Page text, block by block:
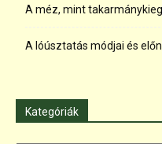
A méz, mint
A lóúsztatás módjai és
Kategóriák